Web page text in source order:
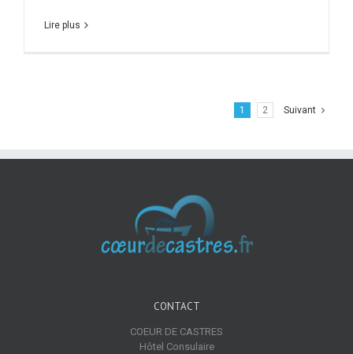
Lire plus
1 2 Suivant
CONTACT
COEUR DE CASTRES
Hôtel Consulaire